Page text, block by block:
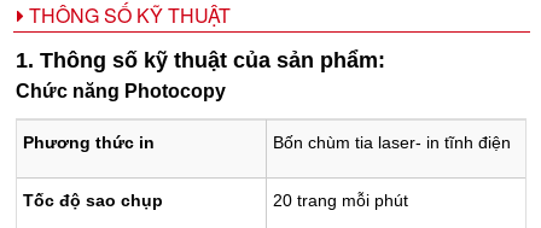
THÔNG SỐ KỸ THUẬT
1. Thông số kỹ thuật của sản phẩm:
Chức năng Photocopy
Phương thức in Bốn chùm tia laser- in tĩnh điện
Tốc độ sao chụp 20 trang mỗi phút